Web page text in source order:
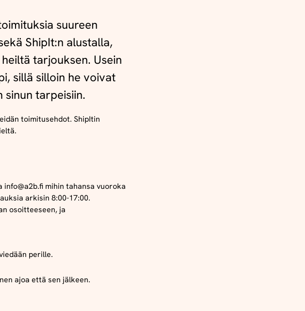
suureen
ShipIt:n alustalla,
tarjouksen. Usein
sillä silloin he voivat
tarpeisiin.
toimitusehdot. ShipItin
info@a2b.fi mihin tahansa vuoroka
arkisin 8:00-17:00.
osoitteeseen, ja
perille.
ajoa että sen jälkeen.